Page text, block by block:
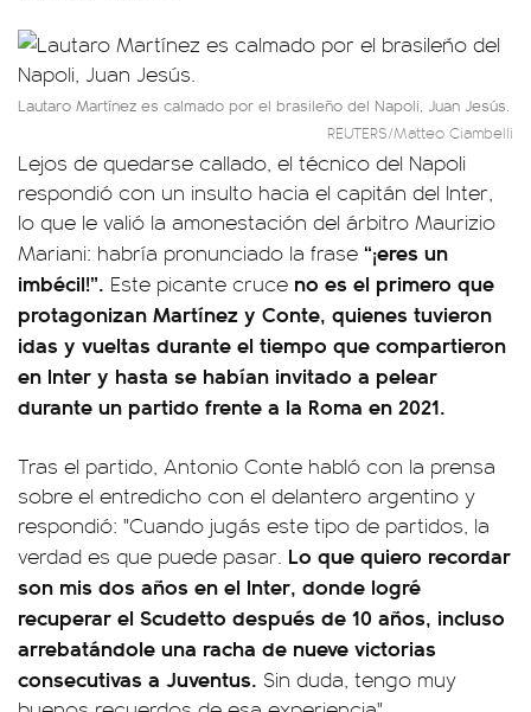
Lautaro Martínez es calmado por el brasileño del Napoli, Juan Jesús.
REUTERS/Matteo Ciambelli
Lejos de quedarse callado, el técnico del Napoli
respondió con un insulto hacia el capitán del Inter,
lo que le valió la amonestación del árbitro Maurizio
Mariani: habría pronunciado la frase “¡eres un
imbécil!”. Este picante cruce no es el primero que
protagonizan Martínez y Conte, quienes tuvieron
idas y vueltas durante el tiempo que compartieron
en Inter y hasta se habían invitado a pelear
durante un partido frente a la Roma en 2021.
Tras el partido, Antonio Conte habló con la prensa
sobre el entredicho con el delantero argentino y
respondió: "Cuando jugás este tipo de partidos, la
verdad es que puede pasar. Lo que quiero recordar
son mis dos años en el Inter, donde logré
recuperar el Scudetto después de 10 años, incluso
arrebatándole una racha de nueve victorias
consecutivas a Juventus. Sin duda, tengo muy